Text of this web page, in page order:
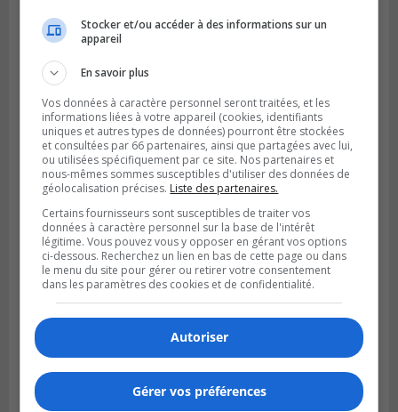
BOUCHERVILLE
Publié le 13 juillet 2026 à 10h43
Boucherville et le CSSP discutent d’une
Planification scolaire
Stocker et/ou accéder à des informations sur un
appareil
En savoir plus
Vos données à caractère personnel seront traitées, et les
informations liées à votre appareil (cookies, identifiants
uniques et autres types de données) pourront être stockées
et consultées par 66 partenaires, ainsi que partagées avec lui,
ou utilisées spécifiquement par ce site. Nos partenaires et
nous-mêmes sommes susceptibles d'utiliser des données de
géolocalisation précises. Liste des partenaires.
Certains fournisseurs sont susceptibles de traiter vos
données à caractère personnel sur la base de l'intérêt
légitime. Vous pouvez vous y opposer en gérant vos options
ci-dessous. Recherchez un lien en bas de cette page ou dans
le menu du site pour gérer ou retirer votre consentement
dans les paramètres des cookies et de confidentialité.
Autoriser
Gérer vos préférences